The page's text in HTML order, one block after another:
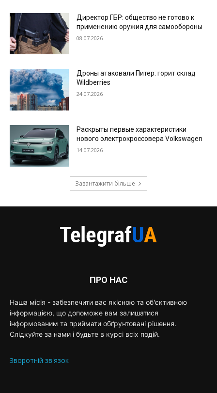
Директор ГБР: общество не готово к
применению оружия для самообороны
08.07.2026
Дроны атаковали Питер: горит склад
Wildberries
24.07.2026
Раскрыты первые характеристики
нового электрокроссовера Volkswagen
14.07.2026
Завантажити більше
ПРО НАС
Наша місія - забезпечити вас якісною та об'єктивною
інформацією, що допоможе вам залишатися
інформованим та приймати обґрунтовані рішення.
Слідкуйте за нами і будьте в курсі всіх подій.
Зворотній зв'язок